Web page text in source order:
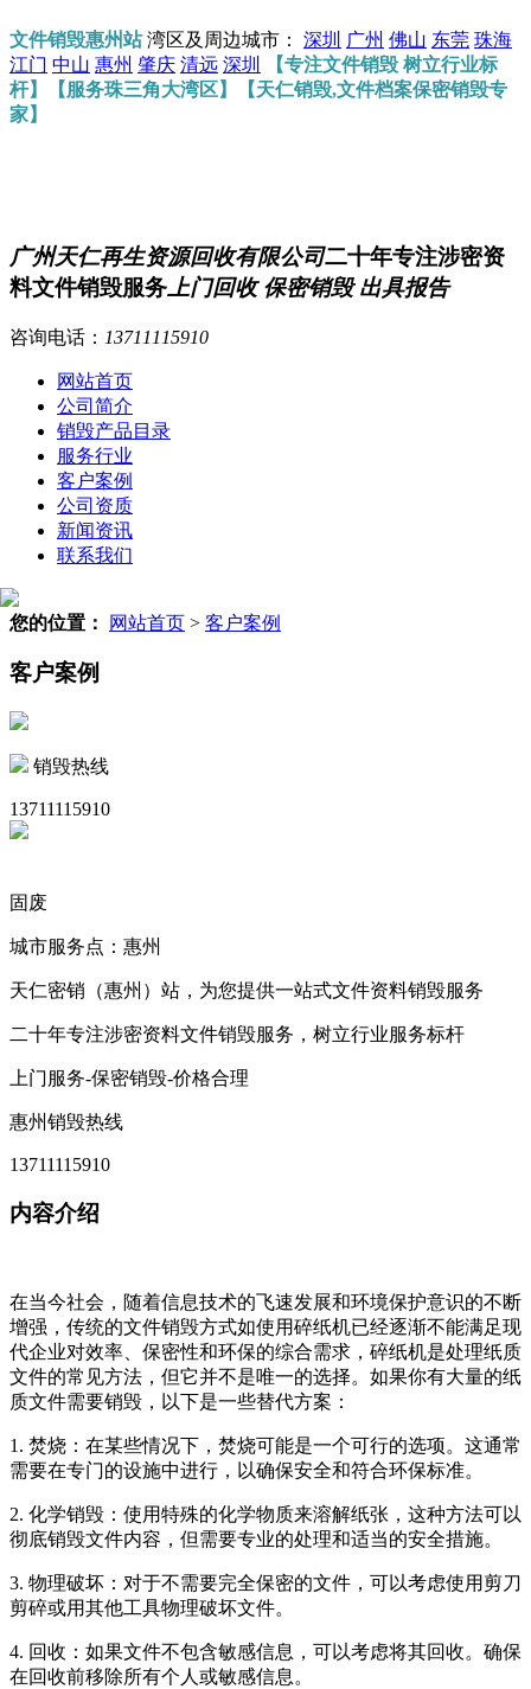
文件销毁惠州站湾区及周边城市： 深圳 广州 佛山 东莞 珠海
江门 中山 惠州 肇庆 清远 深圳
【专注文件销毁 树立行业标
杆】【服务珠三角大湾区】【天仁销毁,文件档案保密销毁专
家】
广州天仁再生资源回收有限公司二十年专注涉密资
料文件销毁服务 上门回收 保密销毁 出具报告
咨询电话： 13711115910
网站首页
公司简介
销毁产品目录
服务行业
客户案例
公司资质
新闻资讯
联系我们
您的位置： 网站首页 > 客户案例
客户案例
销毁热线
13711115910
固废
城市服务点：惠州
天仁密销（惠州）站，为您提供一站式文件资料销毁服务
二十年专注涉密资料文件销毁服务，树立行业服务标杆
上门服务-保密销毁-价格合理
惠州销毁热线
13711115910
内容介绍
在当今社会，随着信息技术的飞速发展和环境保护意识的不断
增强，传统的文件销毁方式如使用碎纸机已经逐渐不能满足现
代企业对效率、保密性和环保的综合需求，碎纸机是处理纸质
文件的常见方法，但它并不是唯一的选择。如果你有大量的纸
质文件需要销毁，以下是一些替代方案：
1. 焚烧：在某些情况下，焚烧可能是一个可行的选项。这通常
需要在专门的设施中进行，以确保安全和符合环保标准。
2. 化学销毁：使用特殊的化学物质来溶解纸张，这种方法可以
彻底销毁文件内容，但需要专业的处理和适当的安全措施。
3. 物理破坏：对于不需要完全保密的文件，可以考虑使用剪刀
剪碎或用其他工具物理破坏文件。
4. 回收：如果文件不包含敏感信息，可以考虑将其回收。确保
在回收前移除所有个人或敏感信息。